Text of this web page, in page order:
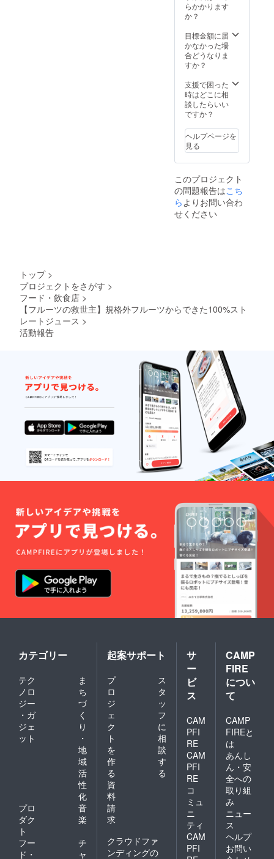
製造工
より出
荷時期
が遅れ
いま
す。 ※
賞味期
限：
ス製造
から2年
間
60%、
ポリエ
40% ※
長野県
産りん
ご（ふ
汁100%
使用
（スト
レー
デザイ
ン・仕
様は一
部変更
可能性
がござ
いま
す。 ※
送料込
より出
いま
す。 ※
賞味期
限：
ジュー
ス製造
から2年
間
らかかります
か？
目標金額に届
かなかった場
合どうなりま
すか？
支援で困った
時はどこに相
談したらいい
ですか？
ヘルプページを
見る
このプロジェクト
の問題報告はこち
ら よりお問い合わ
せください
トップ >
プロジェクトをさがす >
フード・飲食店 >
【フルーツの救世主】規格外フルーツからできた100%スト
レートジュース >
活動報告
カテゴリー
テク
ノロ
ジー
・ガ
ジェ
ット
ま
ち
づ
く
り
・
地
域
活
性
化
プロ
ダク
ト
音
楽
フー
ド・
チ
ャ
起案サポート
プ
ロ
ジ
ェ
ク
ト
を
作
る
ス
タ
ッ
フ
に
相
談
す
る
資
料
請
求
クラウドファ
ンディングの
サ
ー
ビ
ス
CAM
PFI
RE
CAM
PFI
RE
コ
ミュ
ニ
ティ
CAM
PFI
CAMP
FIRE
につい
て
CAMP
FIREと
は
あんし
ん・安
全への
取り組
み
ニュー
ス
ヘルプ
お問い